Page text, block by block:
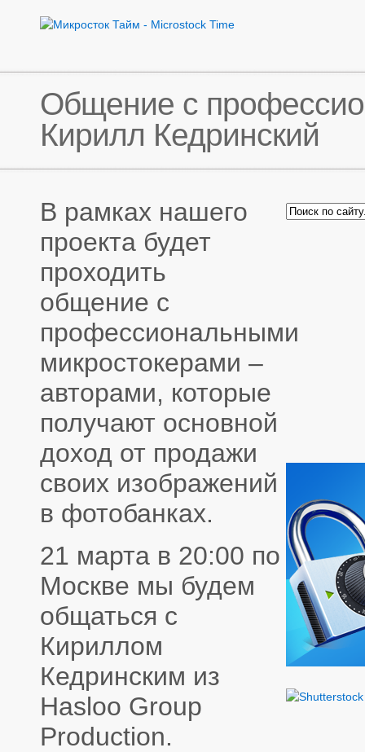
Общение с
Кирилл Кедринский
В рамках нашего
проекта будет
проходить
общение с
профессиональными
микростокерами –
авторами, которые
получают основной
доход от продажи
своих изображений
в фотобанках.
21 марта в 20:00 по
Москве мы будем
общаться с
Кириллом
Кедринским из
Hasloo Group
Production.